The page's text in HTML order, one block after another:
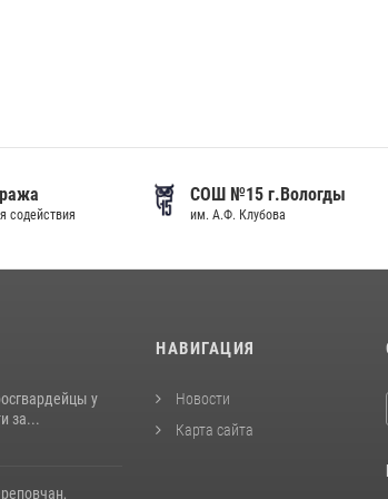
содействия
СОШ №15 г.Вологды
им. А.Ф. Клубова
у
за...
НАВИГАЦИЯ
Новости
Карта сайта